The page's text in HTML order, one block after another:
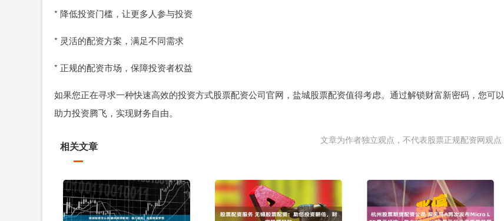
* 降低投资门槛，让更多人参与投资
* 灵活的配资方案，满足不同需求
* 正规的配资市场，保障投资者权益
如果您正在寻求一种快速高效的投资方式股票配资公司官网，盐城股票配资值得考虑。通过解锁财富新密码，您可以
助力投资腾飞，实现财务自由。
文章为作者独立观点，不代表股票正规配资网观点
相关文章